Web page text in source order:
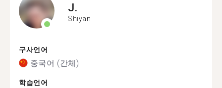
J.
Shiyan
구사언어
중국어 (간체)
학습언어